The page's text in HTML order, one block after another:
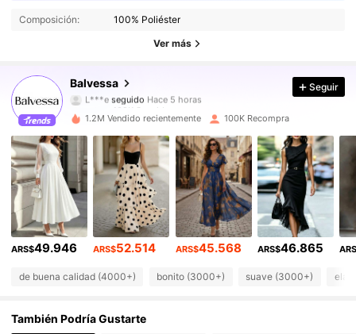
Composición: 100% Poliéster
Ver más
Balvessa
109K Seguidores
4,65 109K Seguidores
4,65 109K Seguidores
4,65 109K Seguidores
109K Seguidores
4,65 109K Seguidores
109K Seguidores
4,65 109K Seguidores
Seguir
1.2M Vendido recientemente 100K Recompra
ARS$49.946 ARS$52.514 ARS$45.568 ARS$46.865
de buena calidad (4000+) bonito (3000+) suave (3000+)
También Podría Gustarte